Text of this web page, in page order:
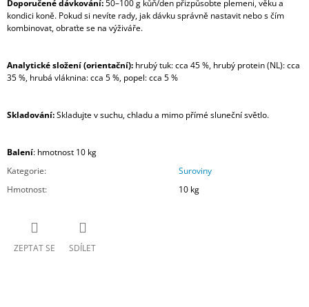
Doporučené dávkování:50–100 g kůň/den přizpůsobte plemeni, věku a
kondici koně. Pokud si nevíte rady, jak dávku správně nastavit nebo s čím
kombinovat, obraťte se na výživáře.
Analytické složení (orientační): hrubý tuk: cca 45 %, hrubý protein (NL): cca
35 %, hrubá vláknina: cca 5 %, popel: cca 5 %
Skladování:Skladujte v suchu, chladu a mimo přímé sluneční světlo.
Balení: hmotnost 10 kg
Kategorie:
Suroviny
Hmotnost: 10 kg
ZEPTAT SE SDÍLET